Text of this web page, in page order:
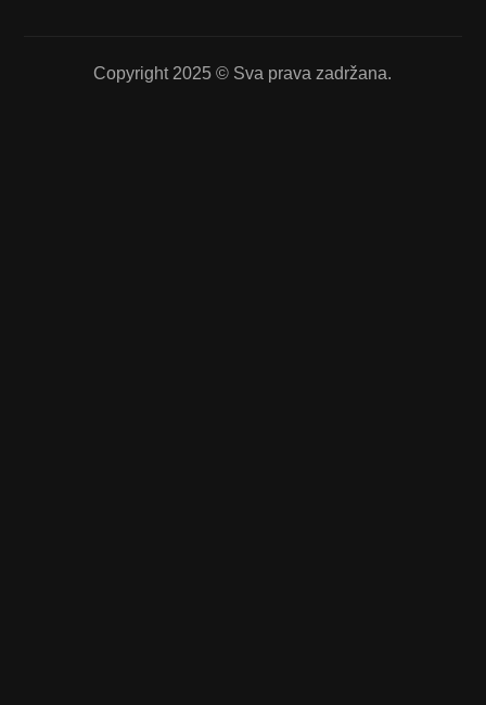
Copyright 2025 © Sva prava zadržana.